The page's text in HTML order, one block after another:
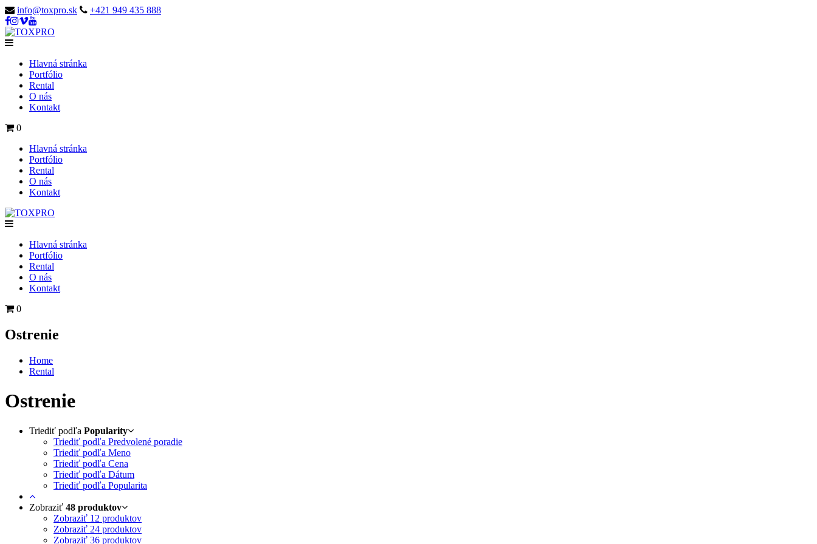
info@toxpro.sk +421 949 435 888
Hlavná stránka
Portfólio
Rental
O nás
Kontakt
0
Hlavná stránka
Portfólio
Rental
O nás
Kontakt
Hlavná stránka
Portfólio
Rental
O nás
Kontakt
0
Ostrenie
Home
Rental
Ostrenie
Triediť podľa Popularity
Triediť podľa Predvolené poradie
Triediť podľa Meno
Triediť podľa Cena
Triediť podľa Dátum
Triediť podľa Popularita
Zobraziť 48 produktov
Zobraziť 12 produktov
Zobraziť 24 produktov
Zobraziť 36 produktov